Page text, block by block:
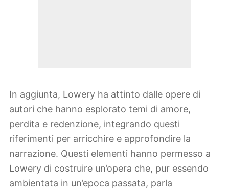
In aggiunta, Lowery ha attinto dalle opere di
autori che hanno esplorato temi di amore,
perdita e redenzione, integrando questi
riferimenti per arricchire e approfondire la
narrazione. Questi elementi hanno permesso a
Lowery di costruire un’opera che, pur essendo
ambientata in un’epoca passata, parla